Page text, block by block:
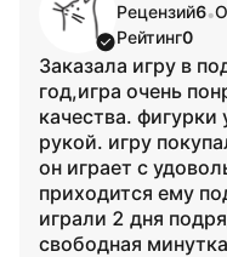
Рецензий6•
Рейтинг0
Заказала игру в
год,игра очень
качества. фигурки
рукой. игру
он играет с
приходится ему
играли 2 дня
свободная